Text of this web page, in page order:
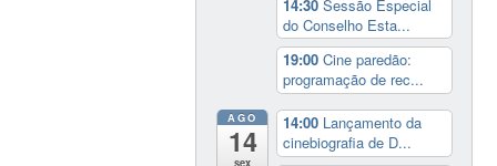
14:30Sessão Especial
do Conselho Esta...
19:00Cine paredão:
programação de rec...
AGO
14
14:00 Lançamento da
cinebiografia de D...